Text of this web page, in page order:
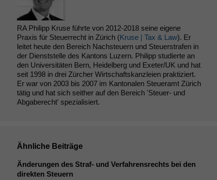
RA Philipp Kruse führte von 2012-2018 seine eigene
Praxis für Steuerrecht in Zürich (Kruse | Tax & Law). Er
leitet heute den Bereich Nachsteuern und Steuerstrafen in
der Dienststelle des Kantons Luzern. Philipp studierte an
den Universitäten Bern, Heidelberg und Exeter/UK und hat
seit 1998 in drei Zürcher Wirtschaftskanzleien praktiziert.
Er war von 2003 bis 2007 im Kantonalen Steueramt Zürich
tätig und hat sich seither auf den Bereich 'Steuer- und
Abgaberecht' spezialisiert.
Ähnliche Beiträge
Änderungen des Straf- und Verfahrensrechts bei den
direkten Steuern